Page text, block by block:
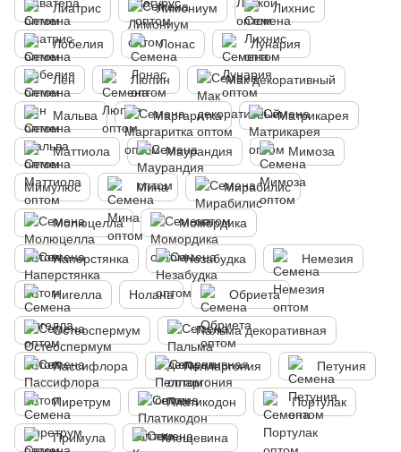
Лиатрис Лимониум Лихнис
Лобелия Лонас Лунария
Лен Люпин Мак декоративный
Мальва Маргаритка Матрикарея
Маттиола Маурандия Мимоза
Мимулюс Мина Мирабилис
Молюцелла Момордика
Наперстянка Незабудка Немезия
Нигелла Нолана Обриета
Остеоспермум Пальма декоративная
Пассифлора Пелларгония Петуния
Пиретрум Платикодон Портулак
Примула Клещевина